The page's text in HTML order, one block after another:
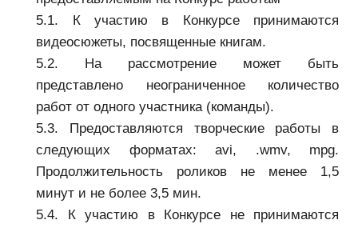
5.1. К участию в Конкурсе принимаются
видеосюжеты, посвященные книгам.
5.2. На рассмотрение может быть
представлено неограниченное количество
работ от одного участника (команды).
5.3. Предоставляются творческие работы в
следующих форматах: avi, .wmv, mpg.
Продолжительность роликов не менее 1,5
минут и не более 3,5 мин.
5.4. К участию в Конкурсе не принимаются